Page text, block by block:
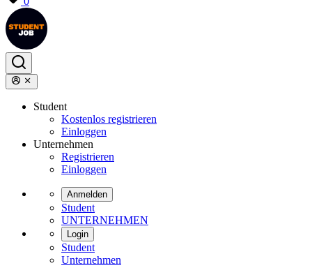
Student
Kostenlos registrieren
Einloggen
Unternehmen
Registrieren
Einloggen
Anmelden
Student
UNTERNEHMEN
Login
Student
Unternehmen